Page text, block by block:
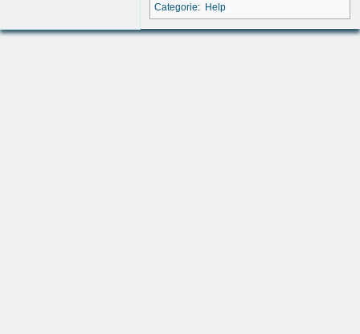
Categorie: Help